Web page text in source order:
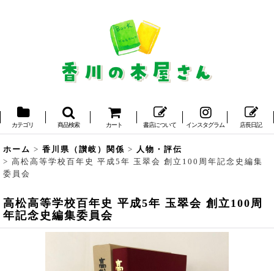
カテゴリ 商品検索 カート 書店について インスタグラム 店長日記
ホーム > 香川県（讃岐）関係 >
人物・評伝
> 高松高等学校百年史 平成5年 玉翠会 創立100周年記念史編集
委員会
高松高等学校百年史 平成5年 玉翠会 創立100周
年記念史編集委員会